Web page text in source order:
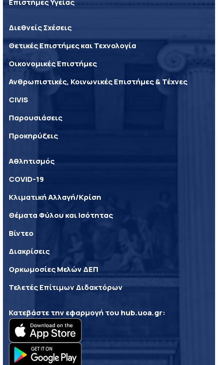
Επιστήμες Υγείας
Διεθνείς Σχέσεις
Θετικές Επιστήμες και Τεχνολογία
Οικονομικές Επιστήμες
Ανθρωπιστικές, Κοινωνικές Επιστήμες & Τέχνες
CIVIS
Παρουσιάσεις
Προκηρύξεις
Αθλητισμός
COVID-19
Κλιματική Αλλαγή/Κρίση
Θέματα Φύλου και Ισότητας
Βίντεο
Διακρίσεις
Ορκωμοσίες Μελών ΔΕΠ
Τελετές Επίτιμων Διδακτόρων
Κατεβάστε την εφαρμογή του hub.uoa.gr: